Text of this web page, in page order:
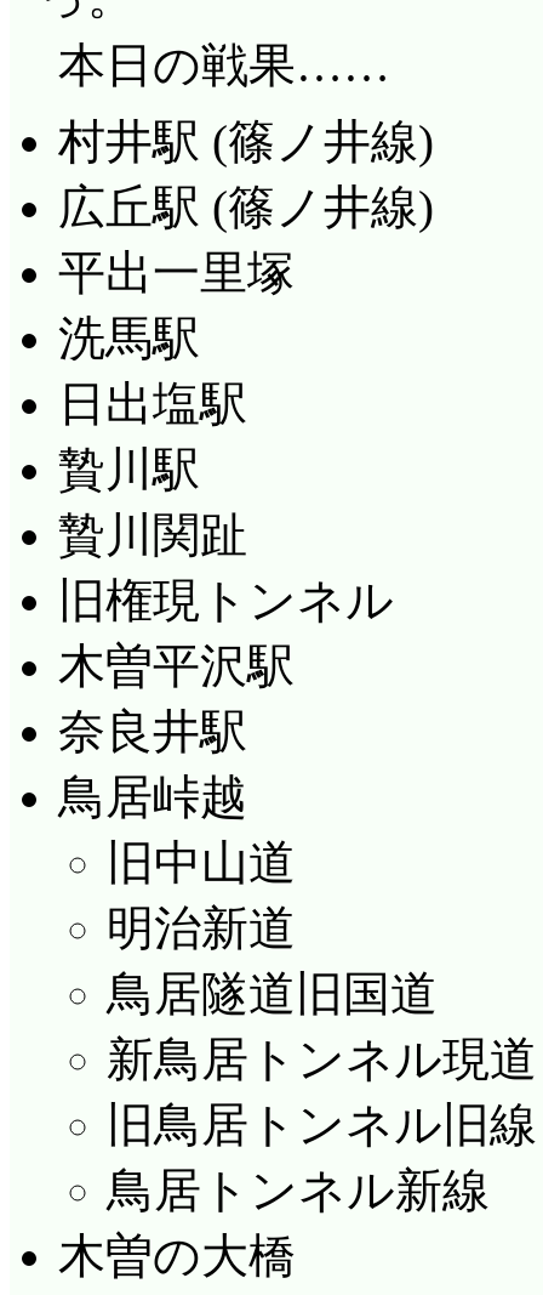
本日の戦果……
村井駅 (篠ノ井線)
広丘駅 (篠ノ井線)
平出一里塚
洗馬駅
日出塩駅
贄川駅
贄川関趾
旧権現トンネル
木曽平沢駅
奈良井駅
鳥居峠越
旧中山道
明治新道
鳥居隧道旧国道
新鳥居トンネル現道
旧鳥居トンネル旧線
鳥居トンネル新線
木曽の大橋